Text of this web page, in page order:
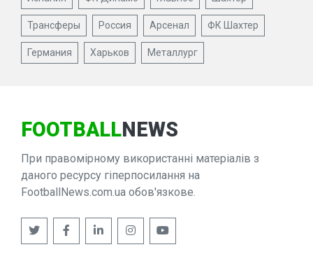
Трансферы Россия Арсенал ФК Шахтер
Германия Харьков Металлург
FOOTBALLNEWS
При правомірному використанні матеріалів з
даного ресурсу гіперпосилання на
FootballNews.com.ua обов'язкове.